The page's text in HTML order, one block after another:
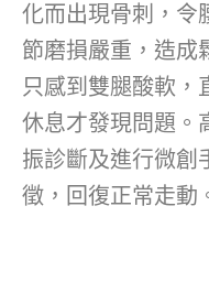
化而出現骨刺，令
節磨損嚴重，造成
只感到雙腿酸軟，
休息才發現問題。
振診斷及進行微創
徵，回復正常走動